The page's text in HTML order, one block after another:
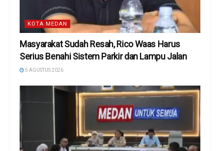
KOTA MEDAN
Masyarakat Sudah Resah, Rico Waas Harus
Serius Benahi Sistem Parkir dan Lampu Jalan
5 AGUSTUS 2026